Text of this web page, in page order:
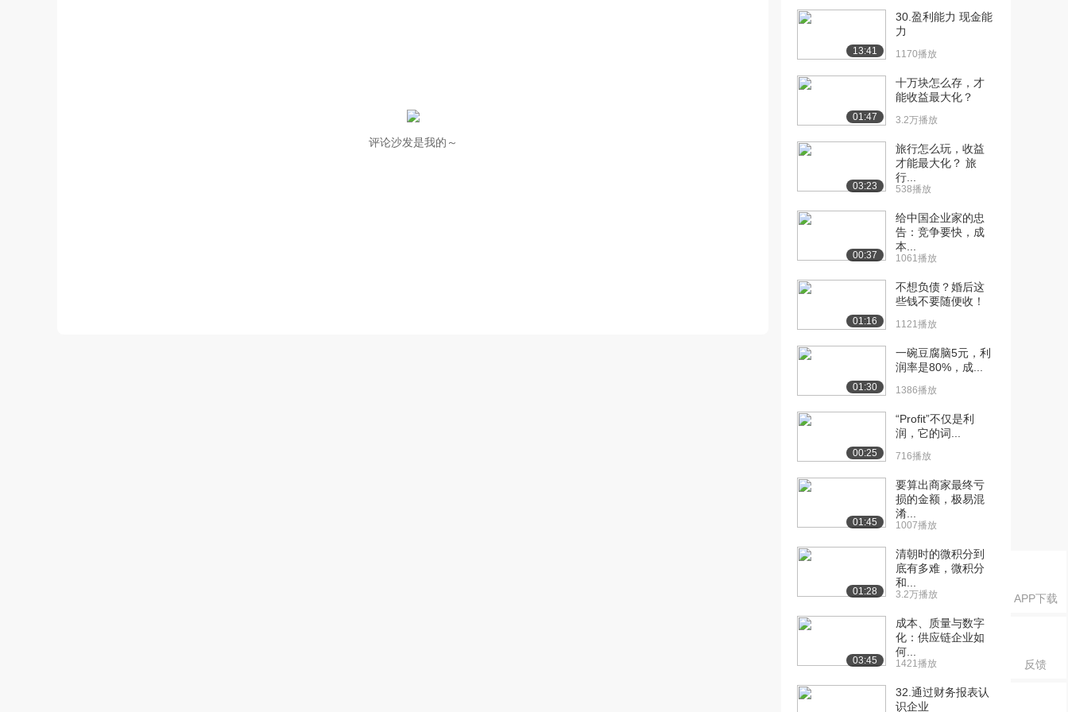
APP下载
反馈
评论沙发是我的～
[13] Descriptive stats...
1.2万播放
[14] Summarize data（数
1.5万播放
[15] Calculate Standar...
[16] Stem and leaf,box... 02:16
[17] Summarize data an...
1.6万播放
[18] Chebyshev's thm I...
[19] Chebyshev thm II（... 05:16
[20] Chebyshev's Rule ...
7928播放
09:35
[21] Chebyshev's Rule ...
[22] Guided practice：n...
[23] Z Scores，Quartile... 09:32
[24] FAQ-z scores, out...
6682播放
[25] Correltaion and r... 17:01
[26] Correlation and r... 24:28
[27] Residuals guided ...
5444播放
13:41
30.盈利能力 现金能
力
1170播放
01:47
十万块怎么存，才
能收益最大化？
3.2万播放
03:23
旅行怎么玩，收益
才能最大化？ 旅
行...
538播放
00:37
给中国企业家的忠
告：竞争要快，成
本...
1061播放
01:16
不想负债？婚后这
些钱不要随便收！
1121播放
01:30
一碗豆腐脑5元，利
润率是80%，成...
1386播放
00:25
“Profit”不仅是利
润，它的词...
716播放
01:45
要算出商家最终亏
损的金额，极易混
淆...
1007播放
01:28
清朝时的微积分到
底有多难，微积分
和...
3.2万播放
03:45
成本、质量与数字
化：供应链企业如
何...
1421播放
32.通过财务报表认
识企业